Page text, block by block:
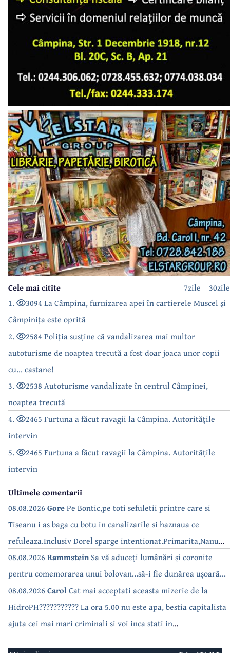
30zile
7zile
Cele mai citite
1.
3094 La Câmpina, furnizarea apei în cartierele Muscel și
Câmpinița este oprită
2.
2584 Poliția susține că vandalizarea mai multor
autoturisme de noaptea trecută a fost doar joaca unor copii
cu... castane!
3.
2538 Autoturisme vandalizate în centrul Câmpinei,
noaptea trecută
4.
2465 Furtuna a făcut ravagii la Câmpina. Autoritățile
intervin
5.
2465 Furtuna a făcut ravagii la Câmpina. Autoritățile
intervin
Ultimele comentarii
08.08.2026 GorePe Bontic,pe toti sefuletii printre care si
Tiseanu i as baga cu botu in canalizarile si haznaua ce
refuleaza.Inclusiv Dorel sparge intentionat.Primarita,Nanu
bea apa de la robinet.Asta as intreba o si pe Izabel Mitrea
08.08.2026 RammsteinSa vă aduceți lumânări și coronite
pentru comemorarea unui bolovan...să-i fie dunărea ușoară...
08.08.2026 CarolCat mai acceptati aceasta mizerie de la
HidroPH??????????? La ora 5.00 nu este apa, bestia capitalista
ajuta cei mai mari criminali si voi inca stati in